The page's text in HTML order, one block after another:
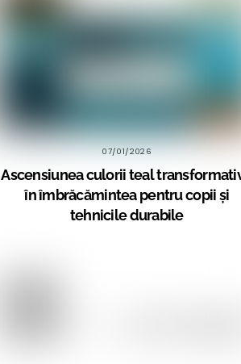
07/01/2026
Ascensiunea culorii teal
în îmbrăcămintea pentru copii și
tehnicile durabile